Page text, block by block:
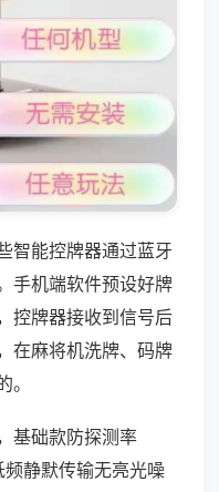
智能控牌器通过蓝牙
手机端软件预设好牌
控牌器接收到信号后
在麻将机洗牌、码牌
基础款防探测率
静默传输无亮光噪